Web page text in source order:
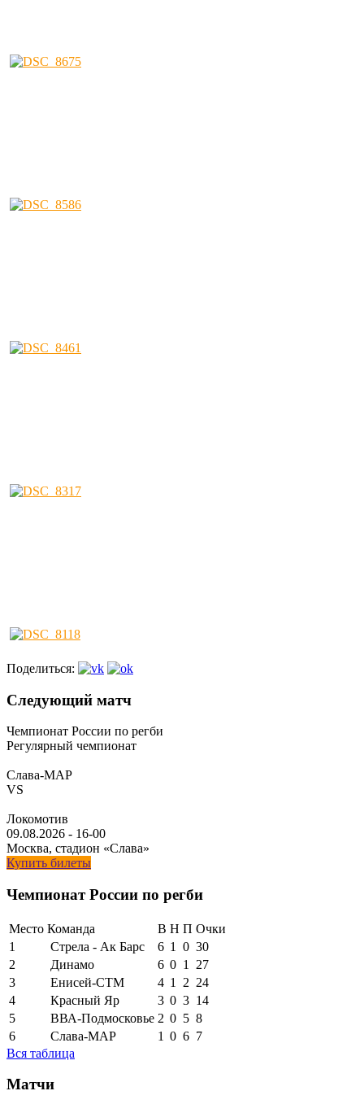
Поделиться:
Следующий матч
Чемпионат России по регби
Регулярный чемпионат
Слава-МАР
VS
Локомотив
09.08.2026 - 16-00
Москва, стадион «Слава»
Купить билеты
Чемпионат России по регби
Место Команда В Н П Очки
1
Стрела - Ак Барс 6 1 0 30
2
Динамо 6 0 1
27
3
Енисей-СТМ 4 1 2 24
4
Красный Яр 3 0 3 14
5
ВВА-Подмосковье 2 0 5 8
6
Слава-МАР 1 0 6 7
Вся таблица
Матчи